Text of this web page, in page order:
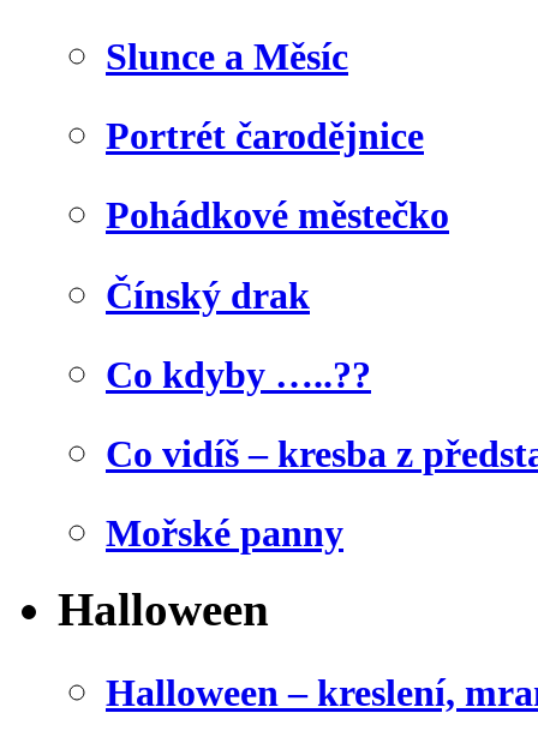
Slunce a Měsíc
Portrét čarodějnice
Pohádkové městečko
Čínský drak
Co kdyby …..??
Co vidíš – kresba z
Mořské panny
Halloween
Halloween – kreslení,